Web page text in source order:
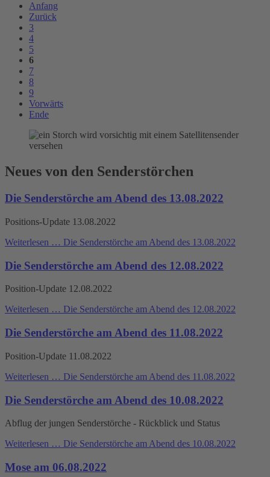
Anfang
Zurück
3
4
5
6
7
8
9
Vorwärts
Ende
Neues von den Senderstörchen
Die Senderstörche am Abend des 13.08.2022
Positions-Update 13.08.2022
Weiterlesen … Die Senderstörche am Abend des 13.08.2022
Die Senderstörche am Abend des 12.08.2022
Position-Update 12.08.2022
Weiterlesen … Die Senderstörche am Abend des 12.08.2022
Die Senderstörche am Abend des 11.08.2022
Position-Update 11.08.2022
Weiterlesen … Die Senderstörche am Abend des 11.08.2022
Die Senderstörche am Abend des 10.08.2022
Abflug der jungen Senderstörche - Rückblick und Status
Weiterlesen … Die Senderstörche am Abend des 10.08.2022
Mose am 06.08.2022